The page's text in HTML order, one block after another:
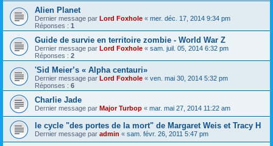
Alien Planet
Dernier message par Lord Foxhole « mer. déc. 17, 2014 9:34 pm
Réponses : 1
Guide de survie en territoire zombie - World War Z
Dernier message par Lord Foxhole « sam. juil. 05, 2014 6:32 pm
Réponses : 2
'Sid Meier’s « Alpha centauri»
Dernier message par Lord Foxhole « ven. mai 30, 2014 5:32 pm
Réponses : 6
Charlie Jade
Dernier message par Major Turbop « mar. mai 27, 2014 11:22 am
le cycle "des portes de la mort" de Margaret Weis et Tracy H
Dernier message par admin « sam. févr. 26, 2011 5:47 pm